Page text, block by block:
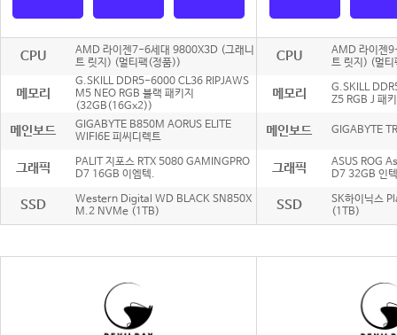
CPU
AMD 라이젠7-6세대 9800X3D (그래니
트 릿지) (멀티팩(정품))
메모리
G.SKILL DDR5-6000 CL36 RIPJAWS
M5 NEO RGB 블랙 패키지
(32GB(16Gx2))
메인보드
GIGABYTE B850M AORUS ELITE
WIFI6E 피씨디렉트
그래픽
PALIT 지포스 RTX 5080 GAMINGPRO
D7 16GB 이엠텍.
SSD
Western Digital WD BLACK SN850X
M.2 NVMe (1TB)
CPU
AMD 라이젠
트 릿지) (멀
메모리
G.SKILL
Z5 RGB J 패
메인보드 GIGABYTE
그래픽
ASUS ROG
D7 32GB 인
SSD
SK하이닉스
(1TB)